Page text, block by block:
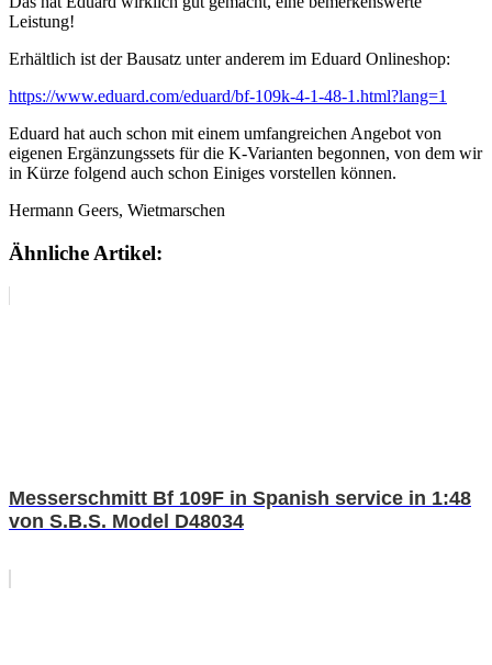
Leistung!
Erhältlich ist der Bausatz unter anderem im Eduard Onlineshop:
https://www.eduard.com/eduard/bf-109k-4-1-48-1.html?lang=1
Eduard hat auch schon mit einem umfangreichen Angebot von
eigenen Ergänzungssets für die K-Varianten begonnen, von dem wir
in Kürze folgend auch schon Einiges vorstellen können.
Hermann Geers, Wietmarschen
Ähnliche Artikel:
Messerschmitt Bf 109F in Spanish service in 1:48
von S.B.S. Model D48034